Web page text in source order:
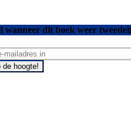
dit boek weer
de hoogte!